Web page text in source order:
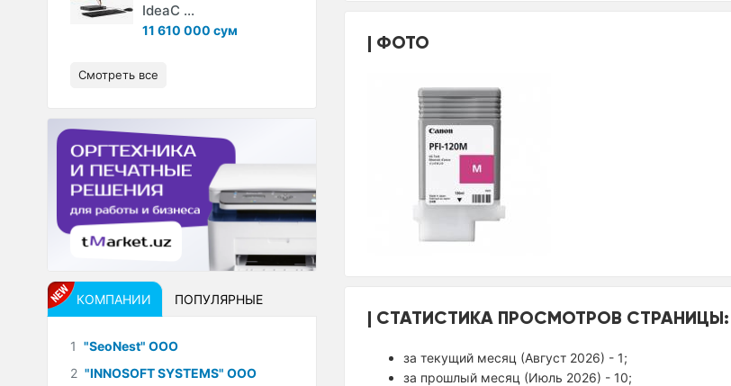
ФОТО
СТАТИСТИКА ПРОСМОТРОВ СТРАНИЦЫ:
за текущий месяц (Август 2026) - 1;
за прошлый месяц (Июль 2026) - 10;
IdeaC ...
11 610 000 сум
Смотреть все
КОМПАНИИ ПОПУЛЯРНЫЕ
1 "SeoNest" ООО
2 "INNOSOFT SYSTEMS" ООО